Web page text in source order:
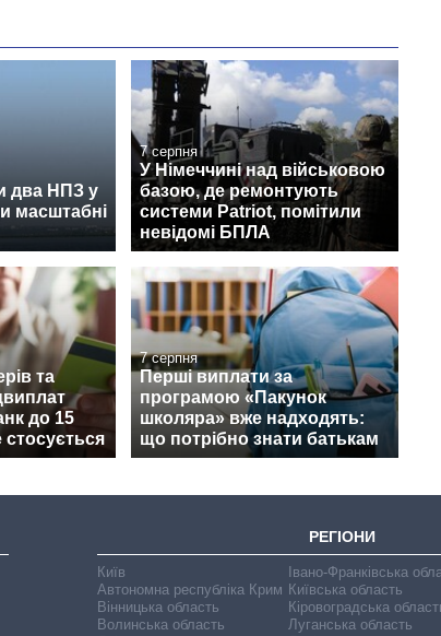
два НПЗ у
масштабні
7 серпня
У Німеччині над військовою
базою, де ремонтують
системи Patriot, помітили
невідомі БПЛА
та
до 15
стосується
7 серпня
Перші виплати за
програмою «Пакунок
школяра» вже надходять:
що потрібно знати батькам
РЕГІОНИ
Київ
Автономна республіка Крим
Вінницька область
Волинська область
Івано-Франківська
Київська область
Кіровоградська
Луганська область